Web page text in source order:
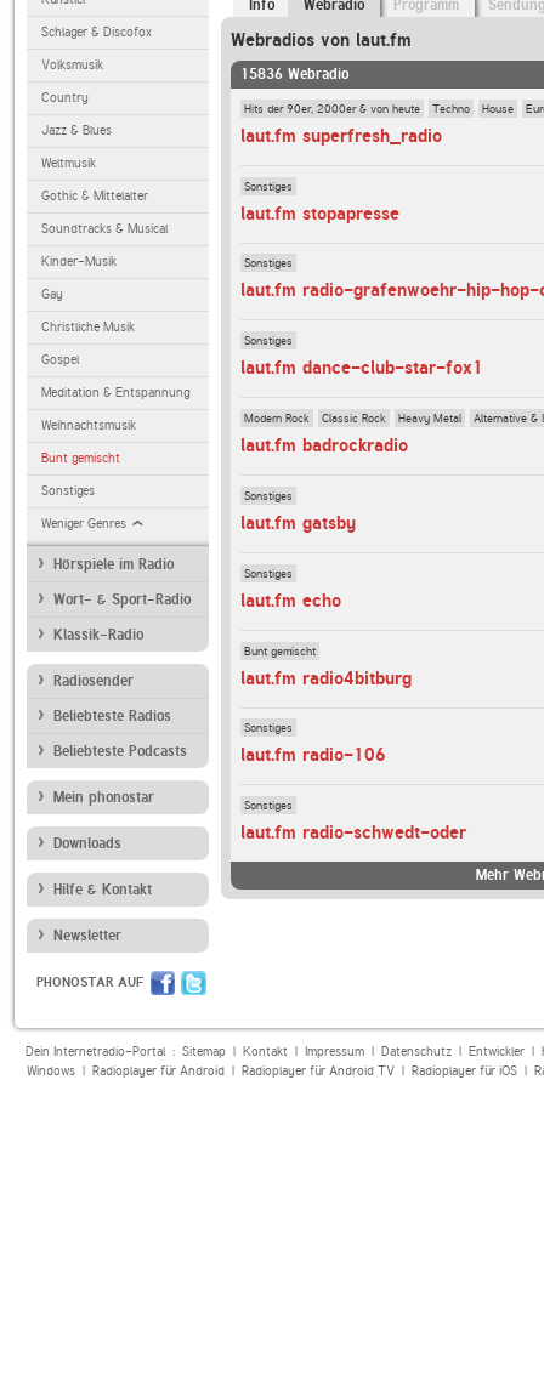
Schlager & Discofox
Volksmusik
Country
Jazz & Blues
Weltmusik
Gothic & Mittelalter
Soundtracks & Musical
Kinder-Musik
Gay
Christliche Musik
Gospel
Meditation & Entspannung
Weihnachtsmusik
Bunt gemischt
Sonstiges
Weniger Genres
Hörspiele im Radio
Wort- & Sport-Radio
Klassik-Radio
Radiosender
Beliebteste Radios
Beliebteste Podcasts
Mein phonostar
Downloads
Hilfe & Kontakt
Newsletter
PHONOSTAR AUF
Info Webradio Programm
Webradios von laut.fm
15836 Webradio
Hits der 90er, 2000er & von heute Techno House
laut.fm superfresh_radio
Sonstiges
laut.fm stopapresse
Sonstiges
laut.fm radio-grafenwoehr-hip-hop-
Sonstiges
laut.fm dance-club-star-fox1
Modern Rock Classic Rock Heavy Metal Alternative &
laut.fm badrockradio
Sonstiges
laut.fm gatsby
Sonstiges
laut.fm echo
Bunt gemischt
laut.fm radio4bitburg
Sonstiges
laut.fm radio-106
Sonstiges
laut.fm radio-schwedt-oder
Mehr
Dein Internetradio-Portal : Sitemap| Kontakt| Impressum| Datenschutz| Entwickler|
Windows| Radioplayer für Android| Radioplayer für Android TV| Radioplayer für iOS|